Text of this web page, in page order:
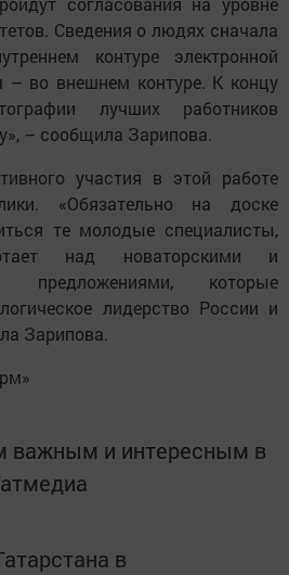
Сведения о людях сначала
контуре электронной
– во внешнем контуре. К концу
лучших работников
– сообщила Зарипова.
участия в этой работе
«Обязательно на доске
те молодые специалисты,
над новаторскими и
предложениями, которые
лидерство России и
Зарипова.
важным и интересным в
в